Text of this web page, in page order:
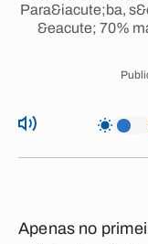
Para&iacute;ba,
&eacute; 70%
Apenas no